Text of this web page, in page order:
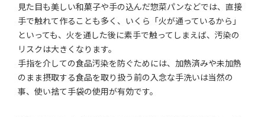
見た目も美しい和菓子や手の込んだ惣菜パンなどでは、直接
手で触れて作ることも多く、いくら「火が通っているから」
といっても、火を通した後に素手で触ってしまえば、汚染の
リスクは大きくなります。
手指を介しての食品汚染を防ぐためには、加熱済みや未加熱
のまま摂取する食品を取り扱う前の入念な手洗いは当然の
事、使い捨て手袋の使用が有効です。